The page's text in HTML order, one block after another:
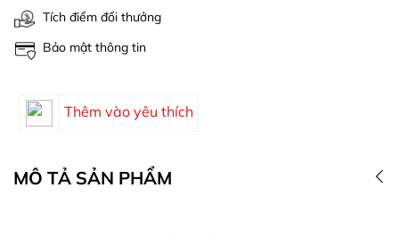
Tích điểm đổi thưởng
Bảo mật thông tin
Thêm vào yêu thích
MÔ TẢ SẢN PHẨM